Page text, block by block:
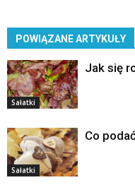
POWIĄZANE ARTYKUŁY
Sałatki
Jak się
Sałatki
Co